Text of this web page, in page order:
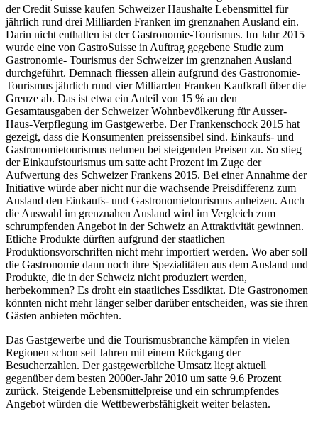
der Credit Suisse kaufen Schweizer Haushalte Lebensmittel für
jährlich rund drei Milliarden Franken im grenznahen Ausland ein.
Darin nicht enthalten ist der Gastronomie-Tourismus. Im Jahr 2015
wurde eine von GastroSuisse in Auftrag gegebene Studie zum
Gastronomie- Tourismus der Schweizer im grenznahen Ausland
durchgeführt. Demnach fliessen allein aufgrund des Gastronomie-
Tourismus jährlich rund vier Milliarden Franken Kaufkraft über die
Grenze ab. Das ist etwa ein Anteil von 15 % an den
Gesamtausgaben der Schweizer Wohnbevölkerung für Ausser-
Haus-Verpflegung im Gastgewerbe. Der Frankenschock 2015 hat
gezeigt, dass die Konsumenten preissensibel sind. Einkaufs- und
Gastronomietourismus nehmen bei steigenden Preisen zu. So stieg
der Einkaufstourismus um satte acht Prozent im Zuge der
Aufwertung des Schweizer Frankens 2015. Bei einer Annahme der
Initiative würde aber nicht nur die wachsende Preisdifferenz zum
Ausland den Einkaufs- und Gastronomietourismus anheizen. Auch
die Auswahl im grenznahen Ausland wird im Vergleich zum
schrumpfenden Angebot in der Schweiz an Attraktivität gewinnen.
Etliche Produkte dürften aufgrund der staatlichen
Produktionsvorschriften nicht mehr importiert werden. Wo aber soll
die Gastronomie dann noch ihre Spezialitäten aus dem Ausland und
Produkte, die in der Schweiz nicht produziert werden,
herbekommen? Es droht ein staatliches Essdiktat. Die Gastronomen
könnten nicht mehr länger selber darüber entscheiden, was sie ihren
Gästen anbieten möchten.
Das Gastgewerbe und die Tourismusbranche kämpfen in vielen
Regionen schon seit Jahren mit einem Rückgang der
Besucherzahlen. Der gastgewerbliche Umsatz liegt aktuell
gegenüber dem besten 2000er-Jahr 2010 um satte 9.6 Prozent
zurück. Steigende Lebensmittelpreise und ein schrumpfendes
Angebot würden die Wettbewerbsfähigkeit weiter belasten.